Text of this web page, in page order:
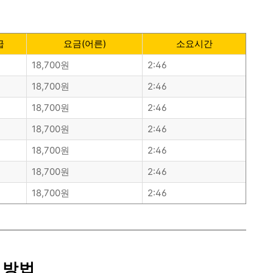
요금(어른)
소요시간
18,700원
2:46
18,700원
2:46
18,700원
2:46
18,700원
2:46
18,700원
2:46
18,700원
2:46
18,700원
2:46
법